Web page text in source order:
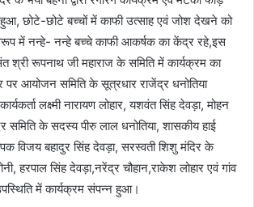
छोटे-छोटे बच्चों में काफी उत्साह एवं जोश देखने को
में नन्हे- नन्हे बच्चे काफी आकर्षक का केंद्र रहे,इस
रूपनाथ जी महाराज के समिति में कार्यक्रम का
आयोजन समिति के सूत्रधार राजेंद्र धनोतिया
लक्ष्मी नारायण लोहार, यशवंत सिंह देवड़ा, मोहन
समिति के सदस्य पीरु लाल धनोतिया, शासकीय हाई
विजय बहादुर सिंह देवड़ा, सरस्वती शिशु मंदिर के
हरपाल सिंह देवड़ा,नरेंद्र चौहान,राकेश लोहार एवं गांव
में कार्यक्रम संपन्न हुआ।